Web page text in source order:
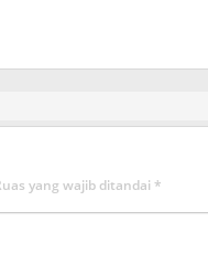
yang wajib ditandai *